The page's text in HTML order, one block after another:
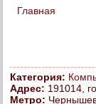
Вы здесь
Главная
Категория:
Адрес: 191014,
Метро: